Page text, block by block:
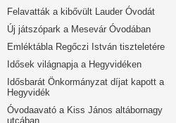
Felavatták a kibővült Lauder Óvodát
Új játszópark a Mesevár Óvodában
Emléktábla Regőczi István tiszteletére
Idősek világnapja a Hegyvidéken
Idősbarát Önkormányzat díjat kapott a
Hegyvidék
Óvodaavató a Kiss János altábornagy
utcában